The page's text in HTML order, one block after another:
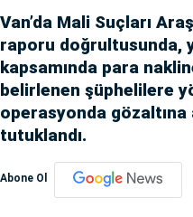
Van’da Mali Suçları
raporu doğrultusunda,
kapsamında para
belirlenen şüphelilere
operasyonda gözaltına
tutuklandı.
Abone Ol